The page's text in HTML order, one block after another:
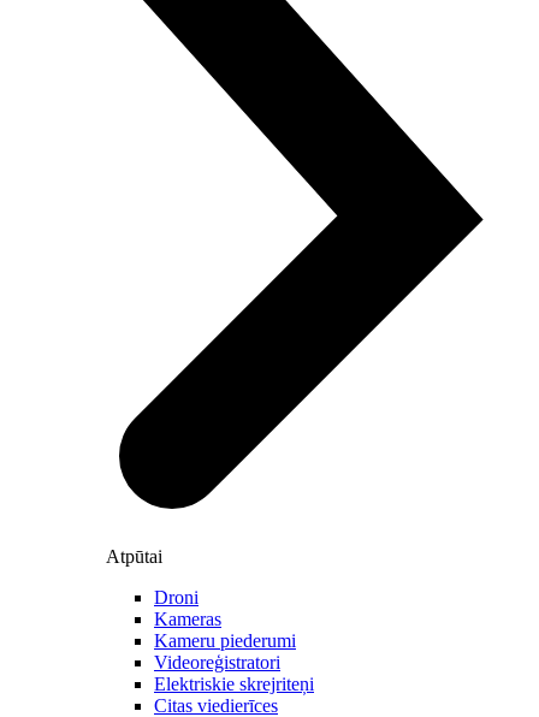
Atpūtai
Droni
Kameras
Kameru piederumi
Videoreģistratori
Elektriskie skrejriteņi
Citas viedierīces